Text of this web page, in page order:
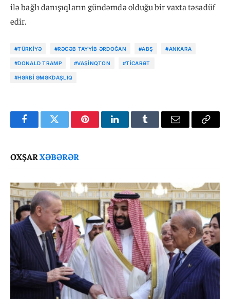
ilə bağlı danışıqların gündəmdə olduğu bir vaxta təsadüf
edir.
#TÜRKIYƏ #RƏCƏB TAYYIB ƏRDOĞAN #ABŞ #ANKARA
#DONALD TRAMP #VAŞINQTON #TICARƏT
#HƏRBI ƏMƏKDAŞLIQ
FacebookTwitter PinterestLinkedInTumblr Email
Copy
OXŞARXƏBƏRƏR